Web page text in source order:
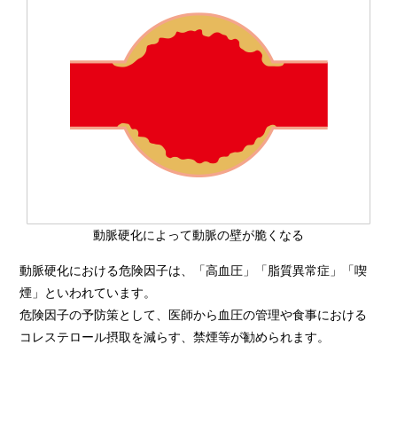
動脈硬化によって動脈の壁が脆くなる
動脈硬化における危険因子は、「高血圧」「脂質異常症」「喫
煙」といわれています。
危険因子の予防策として、医師から血圧の管理や食事における
コレステロール摂取を減らす、禁煙等が勧められます。